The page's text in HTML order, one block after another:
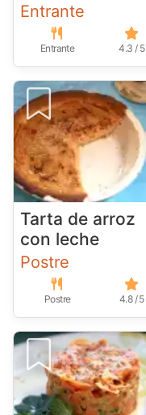
Entrante
Entrante 4.3 / 5
Tarta de arroz
con leche
Postre
Postre 4.8 / 5